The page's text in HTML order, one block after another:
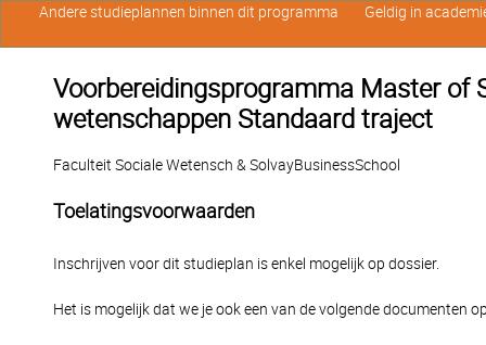
Voorbereidingsprogramma Master of
wetenschappen Standaard traject
Faculteit Sociale Wetensch & SolvayBusinessSchool
Toelatingsvoorwaarden
Inschrijven voor dit studieplan is enkel mogelijk op dossier.
Het is mogelijk dat we je ook een van de volgende documenten
Andere studieplannen binnen dit programma Geldig in